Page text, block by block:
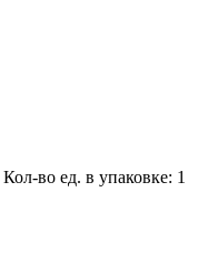
Кол-во ед. в упаковке: 1